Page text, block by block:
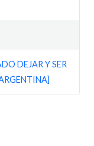
DEJAR Y SER